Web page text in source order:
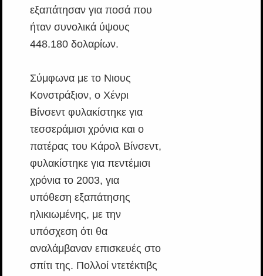
εξαπάτησαν για ποσά που
ήταν συνολικά ύψους
448.180 δολαρίων.
Σύμφωνα με το Νιους
Κονστράξιον, ο Χένρι
Βίνσεντ φυλακίστηκε για
τεσσεράμισι χρόνια και ο
πατέρας του Κάρολ Βίνσεντ,
φυλακίστηκε για πεντέμισι
χρόνια το 2003, για
υπόθεση εξαπάτησης
ηλικιωμένης, με την
υπόσχεση ότι θα
αναλάμβαναν επισκευές στο
σπίτι της. Πολλοί ντετέκτιβς